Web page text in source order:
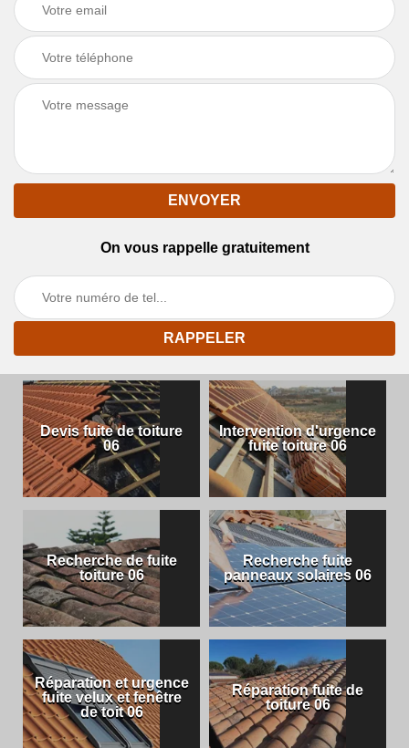
On vous rappelle gratuitement
Devis fuite de toiture
06
Intervention d'urgence
fuite toiture 06
Recherche de fuite
toiture 06
Recherche fuite
panneaux solaires 06
Réparation et urgence
fuite velux et fenêtre
de toit 06
Réparation fuite de
toiture 06